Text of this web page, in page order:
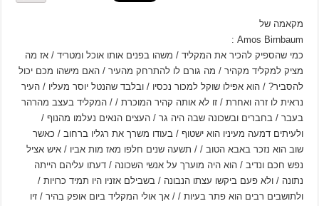
מקאמה של
Amos Birnbaum :
כמי שהספיק להכיר את המקליד / משהו בפנים אותו אוכל ומטריד / אז מה
מציק למקליד מקהיר / מה גורם לו להתרחק מהעיר / האם מישהו מכם יכול
להסביר? / הוא אפילו שוקל למכור נכסיו / ובלבד שהנטל יוסר מעליו / העיר
נראית לו זרה ואחרת / זו לא אותה קהיר המוכרת / / המקליד בעצב מהרהר
בעבר / בחברים ובשכונה שבה היה גר / העצים הנאים נעלמו מהנוף /
ולעיתים דמעה מעיניו הוא ישטוף / בעודו משרך את רגליו ברחוב / כאשר
שוב הוא נזכר באבא הטוב / / תשעה שנים חלפו מאז מות אביו / איש אציל
נפש חכם ונדיב / הוא היה מוערך על אנשי השכונה / דעתו עליהם הייתה
נתונה / ולא פעם ביקשו עצתו הנבונה / בשבילם אזניו היו תמיד כרויות /
ולתושבים רבים הוא פתר בעיות / / אך אולי המקליד ביום אופק בהיר / זיו